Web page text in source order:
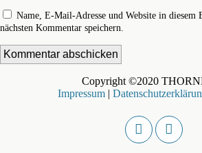
Name, E-Mail-Adresse und Website in diesem
nächsten Kommentar speichern.
Copyright ©2020
Impressum |